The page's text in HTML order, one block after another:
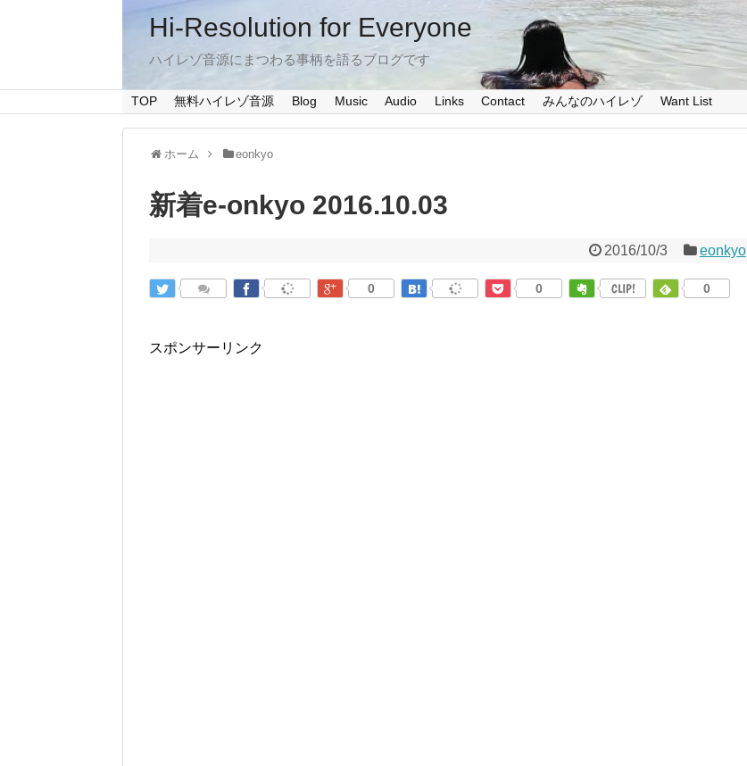
Hi-Resolution for Everyone
ハイレゾ音源にまつわる事柄を語るブログです
TOP 無料ハイレゾ音源 Blog Music Audio Links Contact みんなのハイレゾ Want List
ホーム eonkyo
新着e-onkyo 2016.10.03
2016/10/3 eonkyo
0 0 CLIP! 0
スポンサーリンク